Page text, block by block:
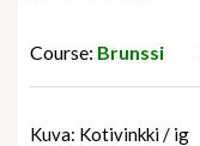
Course: Brunssi
Kuva: Kotivinkki / ig